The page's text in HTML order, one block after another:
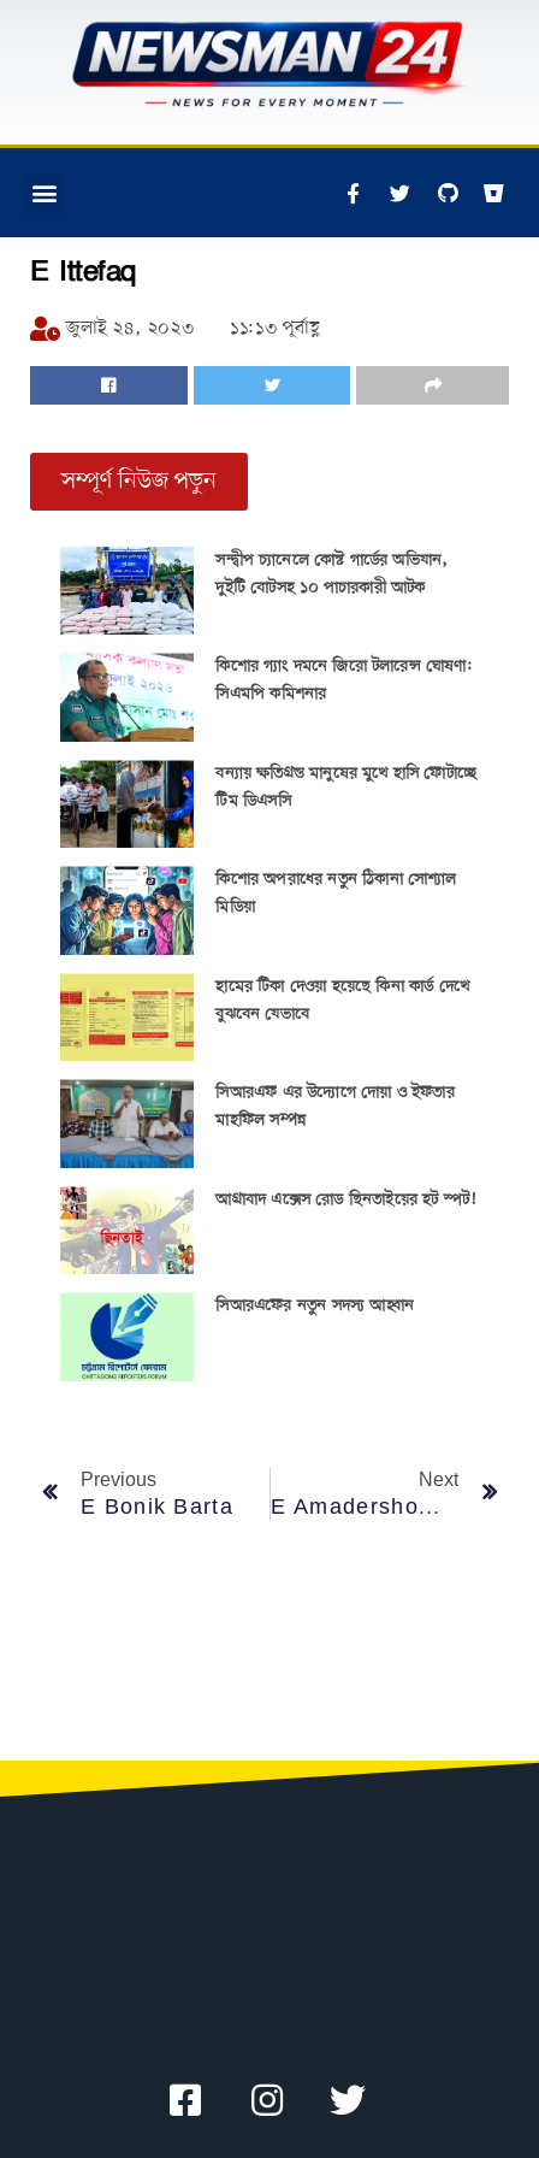
E Ittefaq
জুলাই ২৪, ২০২৩ ১১:১৩ পূর্বাহ্ণ
সম্পূর্ণ নিউজ পড়ুন
সন্দ্বীপ চ্যানেলে কোস্ট গার্ডের অভিযান,
দুইটি বোটসহ ১০ পাচারকারী আটক
কিশোর গ্যাং দমনে জিরো টলারেন্স ঘোষণা:
সিএমপি কমিশনার
বন্যায় ক্ষতিগ্রস্ত মানুষের মুখে হাসি ফোটাচ্ছে
টিম ডিএসসি
কিশোর অপরাধের নতুন ঠিকানা সোশ্যাল
মিডিয়া
হামের টিকা দেওয়া হয়েছে কিনা কার্ড দেখে
বুঝবেন যেভাবে
সিআরএফ এর উদ্যোগে দোয়া ও ইফতার
মাহফিল সম্পন্ন
আগ্রাবাদ এক্সেস রোড ছিনতাইয়ের হট স্পট!
সিআরএফের নতুন সদস্য আহ্বান
Previous
E Bonik Barta
Next
E Amadershomoy